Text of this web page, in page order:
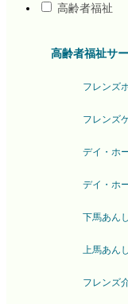
高齢者福祉
高齢者福祉サ
フレンズ
フレンズ
デイ・ホ
デイ・ホ
下馬あん
上馬あん
フレンズ